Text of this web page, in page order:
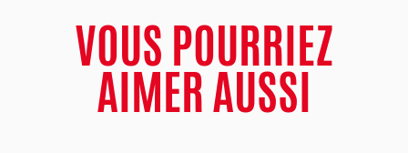
VOUS POURRIEZ
AIMER AUSSI